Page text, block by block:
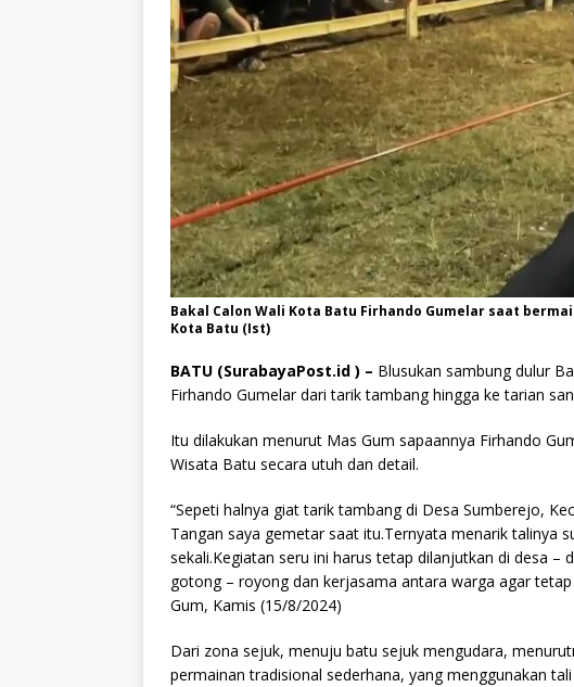
Bakal Calon Wali Kota Batu Firhando Gumelar saat
Kota Batu (Ist)
BATU (SurabayaPost.id ) – Blusukan sambung dulur
Firhando Gumelar dari tarik tambang hingga ke tarian
Itu dilakukan menurut Mas Gum sapaannya Firhando
Wisata Batu secara utuh dan detail.
“Sepeti halnya giat tarik tambang di Desa Sumberejo,
Tangan saya gemetar saat itu.Ternyata menarik talinya
sekali.Kegiatan seru ini harus tetap dilanjutkan di desa –
gotong – royong dan kerjasama antara warga agar
Gum, Kamis (15/8/2024)
Dari zona sejuk, menuju batu sejuk mengudara,
permainan tradisional sederhana, yang menggunakan